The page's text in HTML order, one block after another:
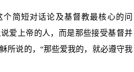
个简短对话论及基督教最核心的问
爱上帝的人，而是那些接受基督并
所说的，“那些爱我的，就必遵守我